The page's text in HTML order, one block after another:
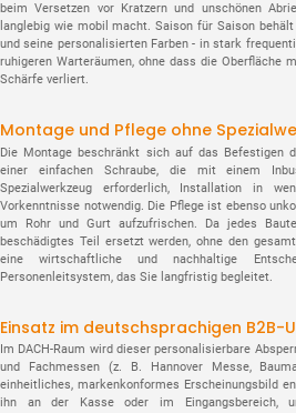
beim Versetzen vor Kratzern und unschönen
langlebig wie mobil macht. Saison für Saison
und seine personalisierten Farben - in stark
ruhigeren Warteräumen, ohne dass die Oberfläche
Schärfe verliert.
Montage und Pflege ohne
Die Montage beschränkt sich auf das Befestigen
einer einfachen Schraube, die mit einem
Spezialwerkzeug erforderlich, Installation in
Vorkenntnisse notwendig. Die Pflege ist ebenso
um Rohr und Gurt aufzufrischen. Da jedes
beschädigtes Teil ersetzt werden, ohne den
eine wirtschaftliche und nachhaltige
Personenleitsystem, das Sie langfristig begleitet.
Einsatz im deutschsprachigen B2B-
Im DACH-Raum wird dieser personalisierbare
und Fachmessen (z. B. Hannover Messe,
einheitliches, markenkonformes Erscheinungsbild
ihn an der Kasse oder im Eingangsbereich,